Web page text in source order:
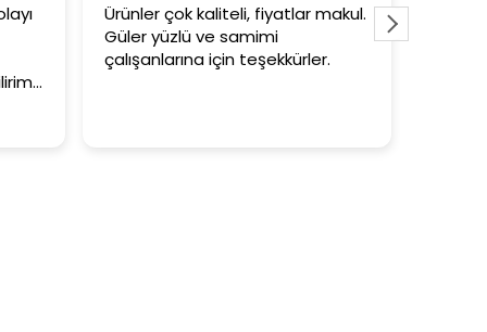
çok kaliteli, fiyatlar makul.
yüzlü ve samimi
için teşekkürler.
3+1 evin kagidini